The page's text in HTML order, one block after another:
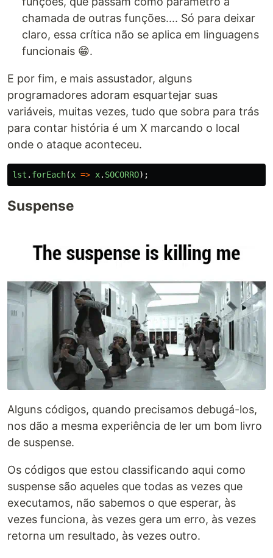
chamada de outras funções.... Só para deixar
claro, essa crítica não se aplica em linguagens
funcionais 😁.
E por fim, e mais assustador, alguns
programadores adoram esquartejar suas
variáveis, muitas vezes, tudo que sobra para trás
para contar história é um X marcando o local
onde o ataque aconteceu.
lst . forEach(x => x. SOCORRO);
Suspense
Alguns códigos, quando precisamos debugá-los,
nos dão a mesma experiência de ler um bom livro
de suspense.
Os códigos que estou classificando aqui como
suspense são aqueles que todas as vezes que
executamos, não sabemos o que esperar, às
vezes funciona, às vezes gera um erro, às vezes
retorna um resultado, às vezes outro.